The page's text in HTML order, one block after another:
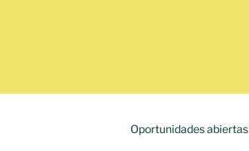
Oportunidades abiertas